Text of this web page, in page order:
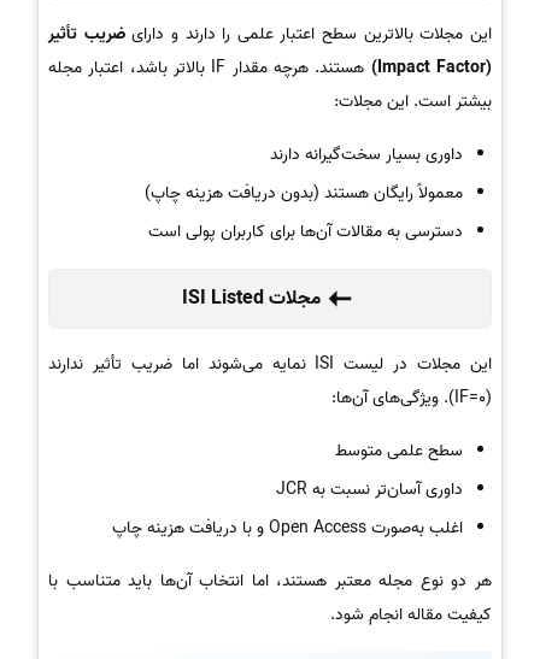
این مجلات بالاترین سطح اعتبار علمی را دارند و دارایضریب تأثیر
(Impact Factor)
هستند. هرچه مقدار IF بالاتر باشد، اعتبار مجله
بیشتر است. این مجلات:
داوری بسیار سخت‌گیرانه دارند
معمولاً رایگان هستند (بدون دریافت هزینه چاپ)
دسترسی به مقالات آن‌ها برای کاربران پولی است
مجلات ISI Listed
این مجلات در لیست ISI نمایه می‌شوند اما ضریب تأثیر ندارند
(IF=0). ویژگی‌های آن‌ها:
سطح علمی متوسط
داوری آسان‌تر نسبت به JCR
اغلب به‌صورت Open Access و با دریافت هزینه چاپ
هر دو نوع مجله معتبر هستند، اما انتخاب آن‌ها باید متناسب با
کیفیت مقاله انجام شود.